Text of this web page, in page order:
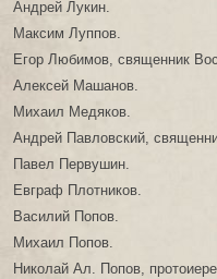
Андрей Лукин.
Максим Луппов.
Егор Любимов, священник
Алексей Машанов.
Михаил Медяков.
Андрей Павловский,
Павел Первушин.
Евграф Плотников.
Василий Попов.
Михаил Попов.
Николай Ал. Попов,